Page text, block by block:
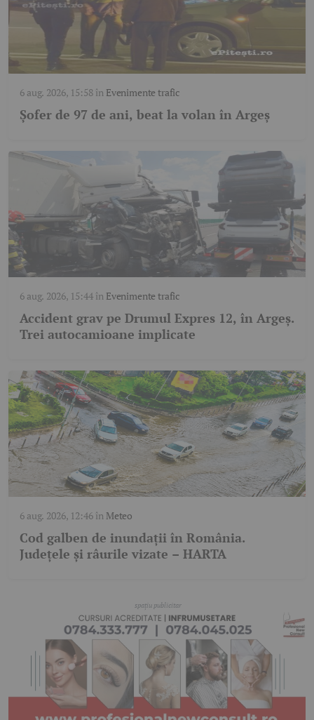
6 aug. 2026, 15:58în Evenimente trafic
Șofer de 97 de ani, beat la volan în Argeș
6 aug. 2026, 15:44în Evenimente trafic
Accident grav pe Drumul Expres 12, în Argeș.
Trei autocamioane implicate
6 aug. 2026, 12:46în Meteo
Cod galben de inundații în România.
Județele și râurile vizate – HARTA